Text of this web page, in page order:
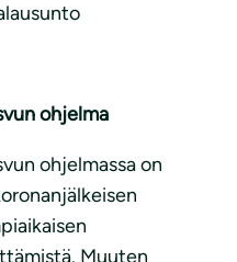
ohjelma
ohjelmassa on
Muuten